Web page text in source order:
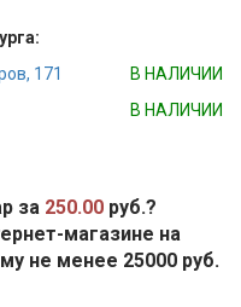
171
В НАЛИЧИИ
В НАЛИЧИИ
за 250.00 руб.?
магазине на
не менее 25000 руб.